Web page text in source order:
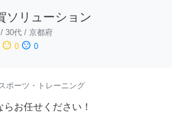
ソリューション
/ 30代 / 京都府
sentiment_neutral 0 sentiment_dissatisfied 0
ポーツ・トレーニング
お任せください！